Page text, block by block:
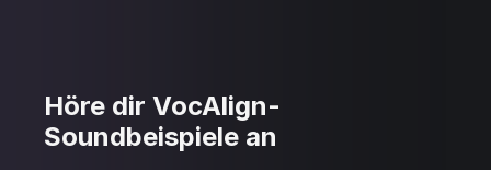
Höre dir VocAlign-
Soundbeispiele an